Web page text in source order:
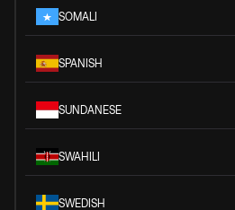
SOMALI
SPANISH
SUNDANESE
SWAHILI
SWEDISH